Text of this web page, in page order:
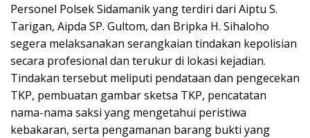
Personel Polsek Sidamanik yang terdiri dari Aiptu S.
Tarigan, Aipda SP. Gultom, dan Bripka H. Sihaloho
segera melaksanakan serangkaian tindakan kepolisian
secara profesional dan terukur di lokasi kejadian.
Tindakan tersebut meliputi pendataan dan pengecekan
TKP, pembuatan gambar sketsa TKP, pencatatan
nama-nama saksi yang mengetahui peristiwa
kebakaran, serta pengamanan barang bukti yang